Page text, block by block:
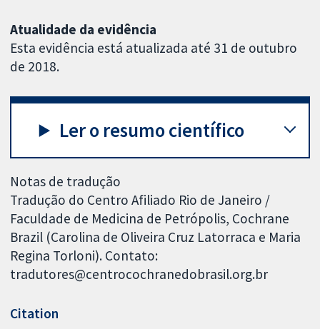
Atualidade da evidência
Esta evidência está atualizada até 31 de outubro
de 2018.
Ler o resumo científico
Notas de tradução
Tradução do Centro Afiliado Rio de Janeiro /
Faculdade de Medicina de Petrópolis, Cochrane
Brazil (Carolina de Oliveira Cruz Latorraca e Maria
Regina Torloni). Contato:
tradutores@centrocochranedobrasil.org.br
Citation